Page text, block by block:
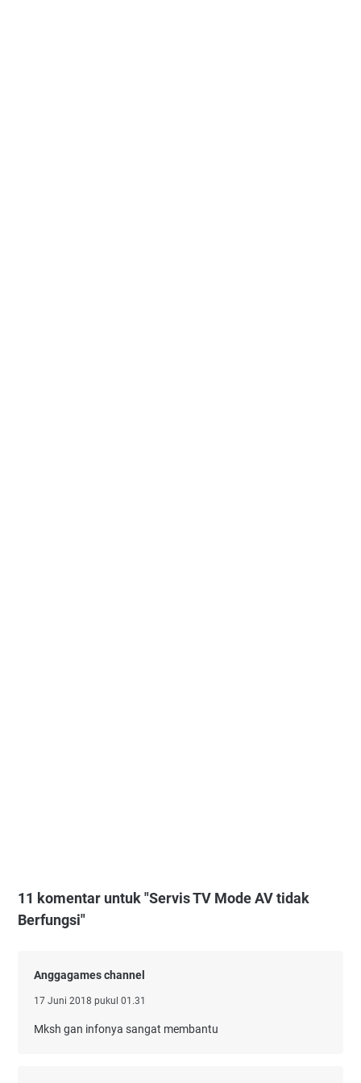
11 komentar untuk "Servis TV Mode AV tidak
Berfungsi"
Anggagames channel
17 Juni 2018 pukul 01.31
Mksh gan infonya sangat membantu